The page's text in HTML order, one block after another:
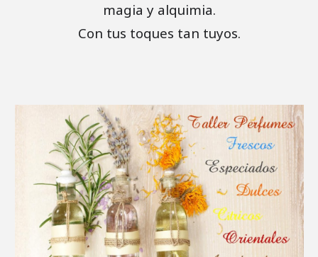
magia y alquimia.
Con tus toques tan tuyos.